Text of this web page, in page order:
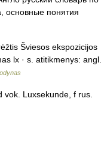
основные понятия
Šviesos ekspozicijos
lx · s. atitikmenys: angl.
Luxsekunde, f rus.